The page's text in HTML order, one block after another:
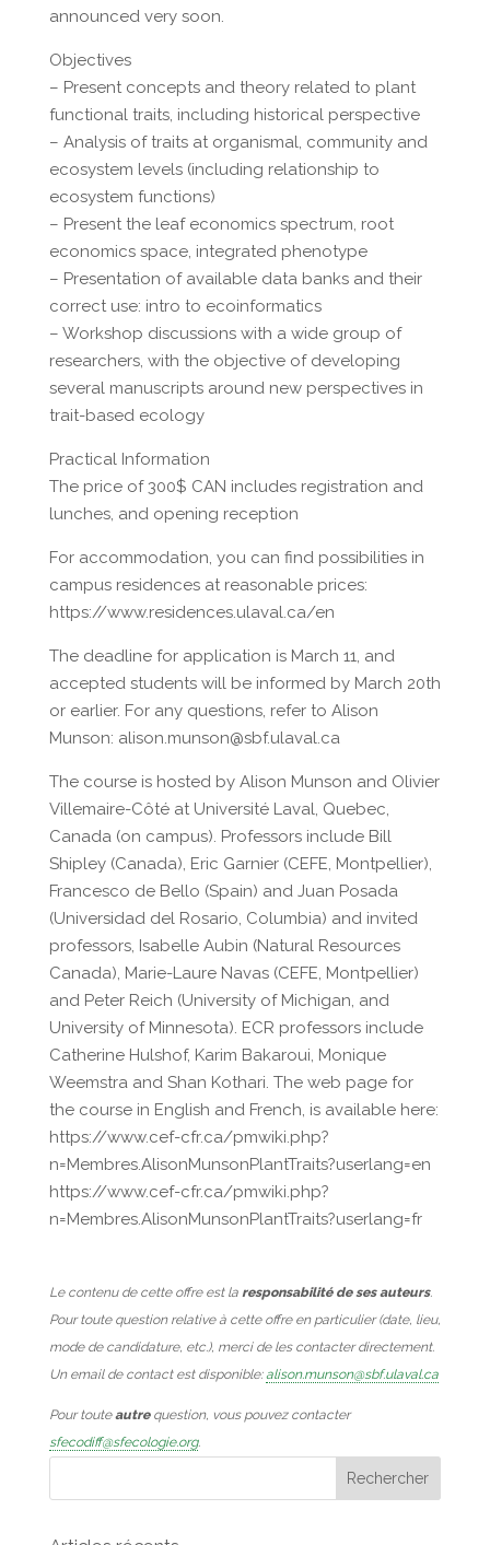
announced very soon.
Objectives
– Present concepts and theory related to plant
functional traits, including historical perspective
– Analysis of traits at organismal, community and
ecosystem levels (including relationship to
ecosystem functions)
– Present the leaf economics spectrum, root
economics space, integrated phenotype
– Presentation of available data banks and their
correct use: intro to ecoinformatics
– Workshop discussions with a wide group of
researchers, with the objective of developing
several manuscripts around new perspectives in
trait-based ecology
Practical Information
The price of 300$ CAN includes registration and
lunches, and opening reception
For accommodation, you can find possibilities in
campus residences at reasonable prices:
https://www.residences.ulaval.ca/en
The deadline for application is March 11, and
accepted students will be informed by March 20th
or earlier. For any questions, refer to Alison
Munson: alison.munson@sbf.ulaval.ca
The course is hosted by Alison Munson and Olivier
Villemaire-Côté at Université Laval, Quebec,
Canada (on campus). Professors include Bill
Shipley (Canada), Eric Garnier (CEFE, Montpellier),
Francesco de Bello (Spain) and Juan Posada
(Universidad del Rosario, Columbia) and invited
professors, Isabelle Aubin (Natural Resources
Canada), Marie-Laure Navas (CEFE, Montpellier)
and Peter Reich (University of Michigan, and
University of Minnesota). ECR professors include
Catherine Hulshof, Karim Bakaroui, Monique
Weemstra and Shan Kothari. The web page for
the course in English and French, is available here:
https://www.cef-cfr.ca/pmwiki.php?
n=Membres.AlisonMunsonPlantTraits?userlang=en
https://www.cef-cfr.ca/pmwiki.php?
n=Membres.AlisonMunsonPlantTraits?userlang=fr
Le contenu de cette offre est la responsabilité de ses auteurs.
Pour toute question relative à cette offre en particulier (date, lieu,
mode de candidature, etc.), merci de les contacter directement.
Un email de contact est disponible:alison.munson@sbf.ulaval.ca
Pour touteautrequestion, vous pouvez contacter
sfecodiff@sfecologie.org.